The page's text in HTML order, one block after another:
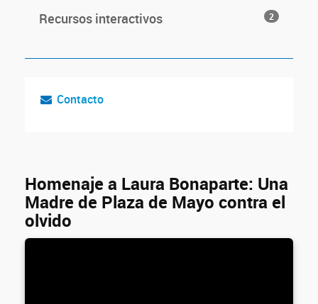
Recursos interactivos 2
Contacto
Homenaje a Laura Bonaparte: Una
Madre de Plaza de Mayo contra el
olvido